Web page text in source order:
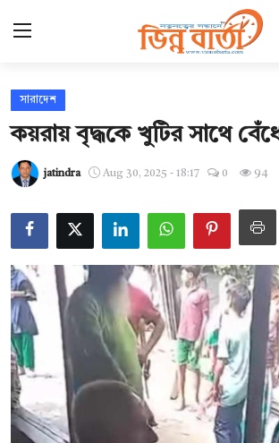
ছবি ঘর
Contact
যোগাযোগ
আন্তর্জাতিক
খেলা
সারাদেশ
বিনোদন
সারাদেশ
কয়রায় বৃদ্ধকে খুটির সাথে
jatindra Aug 30, 2025 - 18:17 0 94